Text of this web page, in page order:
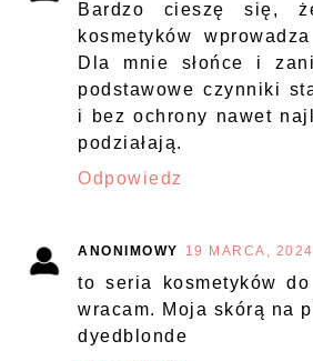
Bardzo cieszę się,
kosmetyków
Dla mnie słońce i
podstawowe czynniki
i bez ochrony nawet
podziałają.
Odpowiedz
ANONIMOWY 19 MARCA,
to seria kosmetyków
wracam. Moja skórą na
dyedblonde